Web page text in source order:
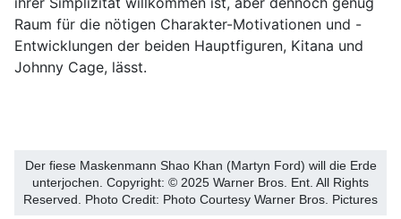
Raum für die nötigen Charakter-Motivationen und -
Entwicklungen der beiden Hauptfiguren, Kitana und
Johnny Cage, lässt.
Der fiese Maskenmann Shao Khan (Martyn Ford) will die Erde
unterjochen. Copyright: © 2025 Warner Bros. Ent. All Rights
Reserved. Photo Credit: Photo Courtesy Warner Bros. Pictures